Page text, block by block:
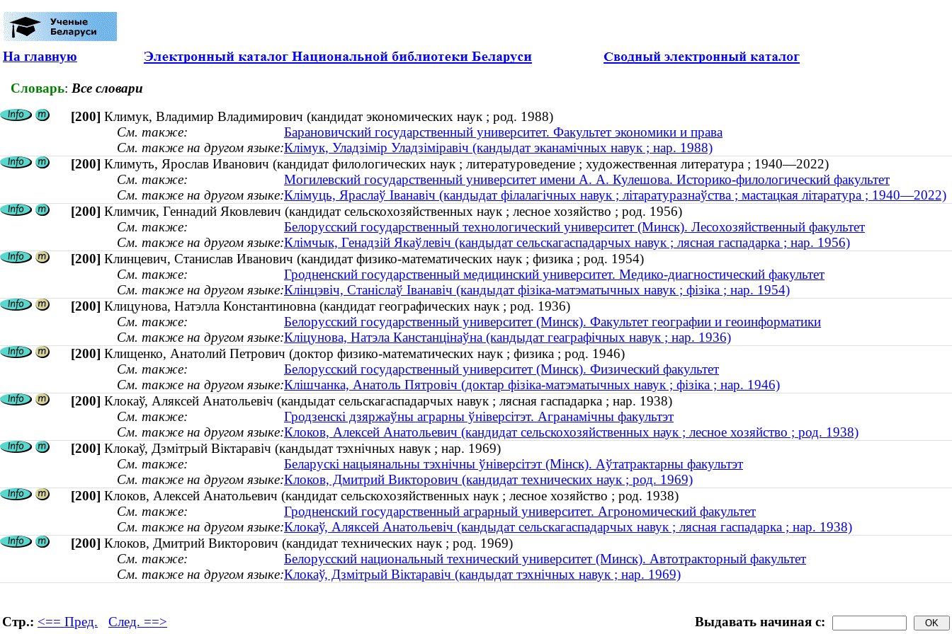
На главную
Словарь: Все словари
[200] Климук, Владимир Владимирович (кандидат экономических наук ; род. 1988)
См. также:
Барановичский государственный университет. Факультет экономики и права
См. также на другом языке:Клімук, Уладзімір Уладзіміравіч (кандыдат эканамічных навук ; нар. 1988)
[200] Климуть, Ярослав Иванович (кандидат филологических наук ; литературоведение ; художественная литература ; 1940—2022)
См. также:
Могилевский государственный университет имени А. А. Кулешова. Историко-филологический факультет
См. также на другом языке:Клімуць, Яраслаў Іванавіч (кандыдат філалагічных навук ; літаратуразнаўства ; мастацкая літаратура ; 1940—2022)
[200] Климчик, Геннадий Яковлевич (кандидат сельскохозяйственных наук ; лесное хозяйство ; род. 1956)
См. также:
Белорусский государственный технологический университет (Минск). Лесохозяйственный факультет
См. также на другом языке:Клімчык, Генадзій Якаўлевіч (кандыдат сельскагаспадарчых навук ; лясная гаспадарка ; нар. 1956)
[200] Клинцевич, Станислав Иванович (кандидат физико-математических наук ; физика ; род. 1954)
См. также:
Гродненский государственный медицинский университет. Медико-диагностический факультет
См. также на другом языке:Клінцэвіч, Станіслаў Іванавіч (кандыдат фізіка-матэматычных навук ; фізіка ; нар. 1954)
[200] Клицунова, Натэлла Константиновна (кандидат географических наук ; род. 1936)
См. также:
Белорусский государственный университет (Минск). Факультет географии и геоинформатики
См. также на другом языке:Кліцунова, Натэла Канстанцінаўна (кандыдат геаграфічных навук ; нар. 1936)
[200] Клищенко, Анатолий Петрович (доктор физико-математических наук ; физика ; род. 1946)
См. также:
Белорусский государственный университет (Минск). Физический факультет
См. также на другом языке:Клішчанка, Анатоль Пятровіч (доктар фізіка-матэматычных навук ; фізіка ; нар. 1946)
[200] Клокаў, Аляксей Анатольевіч (кандыдат сельскагаспадарчых навук ; лясная гаспадарка ; нар. 1938)
См. также:
Гродзенскі дзяржаўны аграрны ўнiверсiтэт. Агранамічны факультэт
См. также на другом языке:Клоков, Алексей Анатольевич (кандидат сельскохозяйственных наук ; лесное хозяйство ; род. 1938)
[200] Клокаў, Дзмітрый Віктаравіч (кандыдат тэхнічных навук ; нар. 1969)
См. также:
Беларускі нацыянальны тэхнічны ўніверсітэт (Мінск). Аўтатрактарны факультэт
См. также на другом языке:Клоков, Дмитрий Викторович (кандидат технических наук ; род. 1969)
[200] Клоков, Алексей Анатольевич (кандидат сельскохозяйственных наук ; лесное хозяйство ; род. 1938)
См. также:
Гродненский государственный аграрный университет. Агрономический факультет
См. также на другом языке:Клокаў, Аляксей Анатольевіч (кандыдат сельскагаспадарчых навук ; лясная гаспадарка ; нар. 1938)
[200] Клоков, Дмитрий Викторович (кандидат технических наук ; род. 1969)
См. также:
Белорусский национальный технический университет (Минск). Автотракторный факультет
См. также на другом языке:Клокаў, Дзмітрый Віктаравіч (кандыдат тэхнічных навук ; нар. 1969)
Стр.: <== Пред. След. ==> Выдавать начиная с: